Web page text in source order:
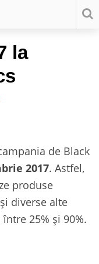
la
de Black
2017. Astfel,
produse
diverse alte
25% și 90%.